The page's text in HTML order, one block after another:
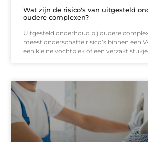
Wat zijn de risico's van uitgesteld
oudere complexen?
Uitgesteld onderhoud bij oudere
meest onderschatte risico’s binnen een
een kleine vochtplek of een verzakt stukje